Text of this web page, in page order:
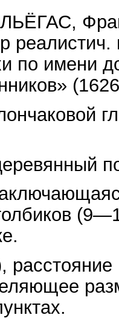
по имени